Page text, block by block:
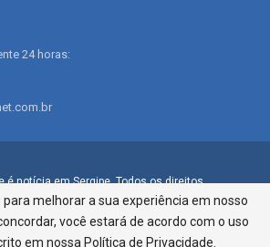
24 horas:
é notícia em Sergipe. Todos os direitos
reservados.
Silveira 276, Bairro São José |
030, Fone: 79.2106.8000 - CI Centro de
para melhorar a sua experiência em nosso
você estará de acordo com o uso
em nossa Política de Privacidade.